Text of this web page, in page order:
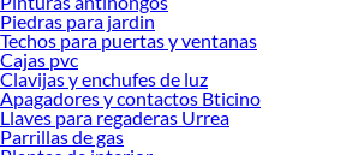
Piedras para jardin
Techos para puertas y ventanas
Cajas pvc
Clavijas y enchufes de luz
Apagadores y contactos Bticino
Llaves para regaderas Urrea
Parrillas de gas